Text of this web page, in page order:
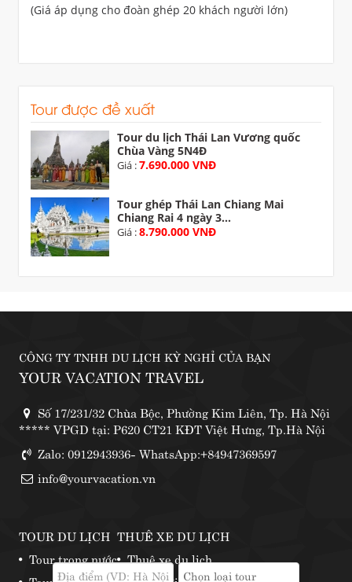
(Giá áp dụng cho đoàn ghép 20 khách người lớn)
Tour được đề xuất
Tour du lịch Thái Lan Vương quốc
Chùa Vàng 5N4Đ
Giá :7.690.000 VNĐ
Tour ghép Thái Lan Chiang Mai
Chiang Rai 4 ngày 3...
Giá :8.790.000 VNĐ
CÔNG TY TNHH DU LỊCH KỲ NGHỈ CỦA BẠN
YOUR VACATION TRAVEL
Số 17/231/32 Chùa Bộc, Phường Kim Liên, Tp. Hà Nội
***** VPGD tại: P620 CT21 KĐT Việt Hưng, Tp.Hà Nội
Zalo: 0912943936- WhatsApp:+84947369597
info@yourvacation.vn
TOUR DU LỊCH
Tour trong nước
THUÊ XE DU LỊCH
Thuê xe du lịch